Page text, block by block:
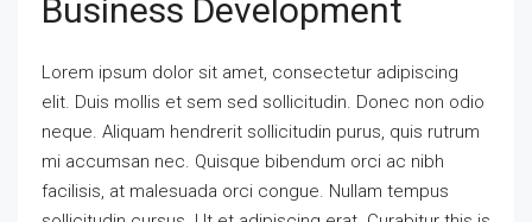
Business Development
Lorem ipsum dolor sit amet, consectetur adipiscing
elit. Duis mollis et sem sed sollicitudin. Donec non odio
neque. Aliquam hendrerit sollicitudin purus, quis rutrum
mi accumsan nec. Quisque bibendum orci ac nibh
facilisis, at malesuada orci congue. Nullam tempus